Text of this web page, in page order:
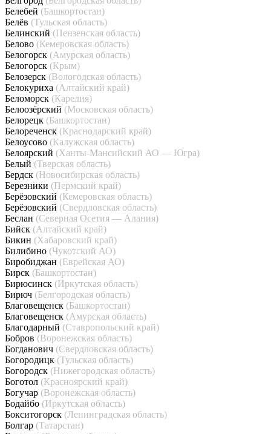
Белебей (Башкортостан)
Белёв (Тульская область)
Белинский (Пензенская область)
Белово (Кемеровская область)
Белогорск (Амурская область)
Белогорск (Крым)
Белозерск (Вологодская область)
Белокуриха (Алтайский край)
Беломорск (Карелия)
Белоозёрский (Московская область)
Белорецк (Башкортостан)
Белореченск (Краснодарский край)
Белоусово (Калужская область)
Белоярский (Ханты-Мансийский АО — Югра)
Белый (Тверская область)
Бердск (Новосибирская область)
Березники (Пермский край)
Берёзовский (Кемеровская область)
Берёзовский (Свердловская область)
Беслан (Северная Осетия — Алания)
Бийск (Алтайский край)
Бикин (Хабаровский край)
Билибино (Чукотский АО)
Биробиджан (Еврейская АО)
Бирск (Башкортостан)
Бирюсинск (Иркутская область)
Бирюч (Белгородская область)
Благовещенск (Башкортостан)
Благовещенск (Амурская область)
Благодарный (Ставропольский край)
Бобров (Воронежская область)
Богданович (Свердловская область)
Богородицк (Тульская область)
Богородск (Нижегородская область)
Боготол (Красноярский край)
Богучар (Воронежская область)
Бодайбо (Иркутская область)
Бокситогорск (Ленинградская область)
Болгар (Татарстан)